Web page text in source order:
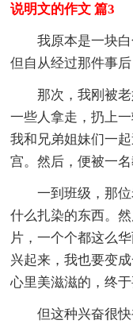
说明文的作文 篇3
我原本是一块白
但自从经过那件事
那次，我刚被老
一些人拿走，扔上
我和兄弟姐妹们一
宫。然后，便被一
一到班级，那位
什么扎染的东西。
片，一个个都这么
兴起来，我也要变
心里美滋滋的，终
但这种兴奋很快